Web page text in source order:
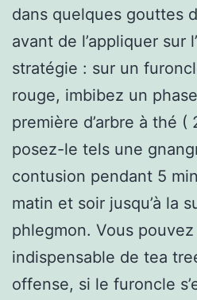
dans quelques gouttes
avant de l’appliquer sur
stratégie : sur un
rouge, imbibez un
première d’arbre à thé
posez-le tels une
contusion pendant 5
matin et soir jusqu’à la
phlegmon. Vous
indispensable de tea
offense, si le furoncle